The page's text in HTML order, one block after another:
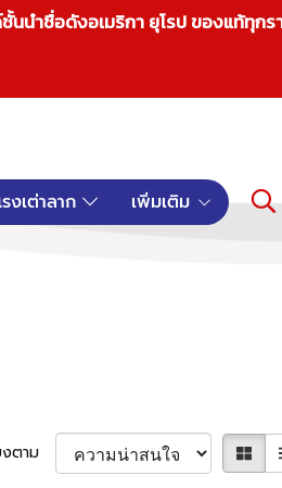
นำชื่อดังอเมริกา ยุโรป ของแท้ทุก
งเต่าลาก เพิ่มเติม
งตาม